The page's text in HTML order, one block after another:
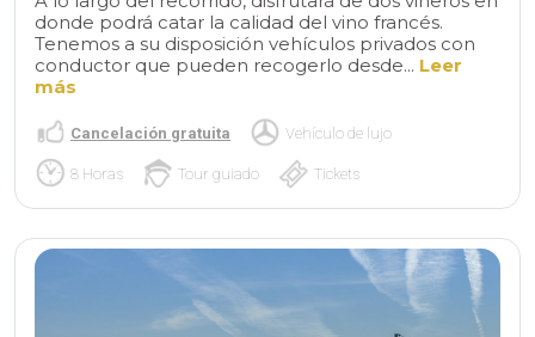
donde podrá catar la calidad del vino francés.
Tenemos a su disposición vehículos privados con
conductor que pueden recogerlo desde... Leer
más
Cancelación gratuita Vehículo de lujo
8 Horas Tour guiado Tickets